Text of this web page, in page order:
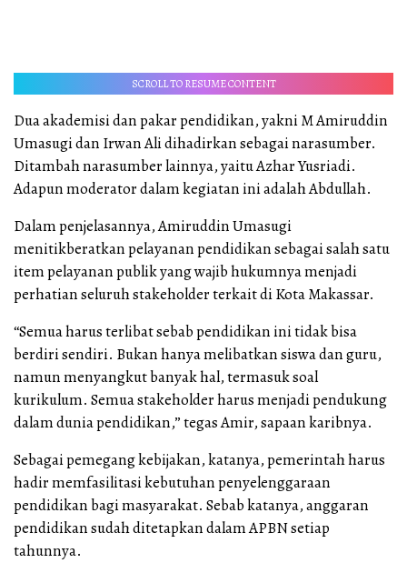
SCROLL TO RESUME CONTENT
Dua akademisi dan pakar pendidikan, yakni M Amiruddin
Umasugi dan Irwan Ali dihadirkan sebagai narasumber.
Ditambah narasumber lainnya, yaitu Azhar Yusriadi.
Adapun moderator dalam kegiatan ini adalah Abdullah.
Dalam penjelasannya, Amiruddin Umasugi
menitikberatkan pelayanan pendidikan sebagai salah satu
item pelayanan publik yang wajib hukumnya menjadi
perhatian seluruh stakeholder terkait di Kota Makassar.
“Semua harus terlibat sebab pendidikan ini tidak bisa
berdiri sendiri. Bukan hanya melibatkan siswa dan guru,
namun menyangkut banyak hal, termasuk soal
kurikulum. Semua stakeholder harus menjadi pendukung
dalam dunia pendidikan,” tegas Amir, sapaan karibnya.
Sebagai pemegang kebijakan, katanya, pemerintah harus
hadir memfasilitasi kebutuhan penyelenggaraan
pendidikan bagi masyarakat. Sebab katanya, anggaran
pendidikan sudah ditetapkan dalam APBN setiap
tahunnya.